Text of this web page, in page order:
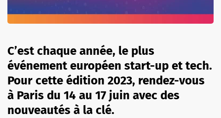
C’est chaque année, le plus
événement européen start-up et tech.
Pour cette édition 2023, rendez-vous
à Paris du 14 au 17 juin avec des
nouveautés à la clé.